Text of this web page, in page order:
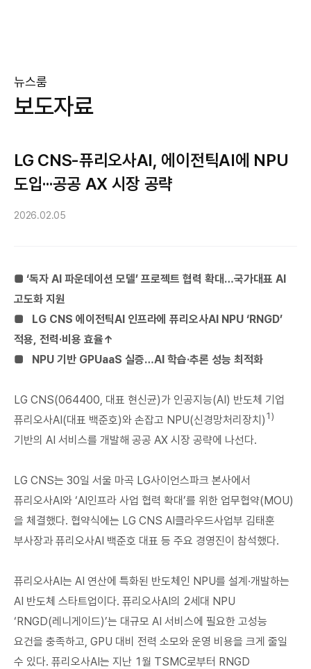
뉴스룸
보도자료
LG CNS-퓨리오사AI, 에이전틱AI에 NPU
도입···공공 AX 시장 공략
2026.02.05
■ ‘독자 AI 파운데이션 모델’ 프로젝트 협력 확대…국가대표 AI
고도화 지원
■ LG CNS 에이전틱AI 인프라에 퓨리오사AI NPU ‘RNGD’
적용, 전력·비용 효율↑
■ NPU 기반 GPUaaS 실증…AI 학습·추론 성능 최적화
LG CNS(064400, 대표 현신균)가 인공지능(AI) 반도체 기업
퓨리오사AI(대표 백준호)와 손잡고 NPU(신경망처리장치)1)
기반의 AI 서비스를 개발해 공공 AX 시장 공략에 나선다.
LG CNS는 30일 서울 마곡 LG사이언스파크 본사에서
퓨리오사AI와 ‘AI인프라 사업 협력 확대’를 위한 업무협약(MOU)
을 체결했다. 협약식에는 LG CNS AI클라우드사업부 김태훈
부사장과 퓨리오사AI 백준호 대표 등 주요 경영진이 참석했다.
퓨리오사AI는 AI 연산에 특화된 반도체인 NPU를 설계·개발하는
AI 반도체 스타트업이다. 퓨리오사AI의 2세대 NPU
‘RNGD(레니게이드)’는 대규모 AI 서비스에 필요한 고성능
요건을 충족하고, GPU 대비 전력 소모와 운영 비용을 크게 줄일
수 있다. 퓨리오사AI는 지난 1월 TSMC로부터 RNGD